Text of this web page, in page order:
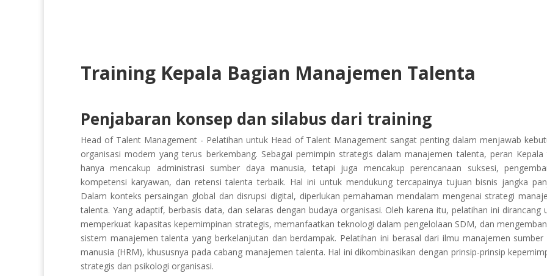
Training Kepala Bagian Manajemen Talenta
Penjabaran konsep dan silabus dari training
Head of Talent Management - Pelatihan untuk Head of Talent Management sangat penting dalam menjawab
organisasi modern yang terus berkembang. Sebagai pemimpin strategis dalam manajemen talenta, peran Kepala
hanya mencakup administrasi sumber daya manusia, tetapi juga mencakup perencanaan suksesi,
kompetensi karyawan, dan retensi talenta terbaik. Hal ini untuk mendukung tercapainya tujuan bisnis jangka
Dalam konteks persaingan global dan disrupsi digital, diperlukan pemahaman mendalam mengenai strategi
talenta. Yang adaptif, berbasis data, dan selaras dengan budaya organisasi. Oleh karena itu, pelatihan ini dirancang
memperkuat kapasitas kepemimpinan strategis, memanfaatkan teknologi dalam pengelolaan SDM, dan
sistem manajemen talenta yang berkelanjutan dan berdampak. Pelatihan ini berasal dari ilmu manajemen sumber
manusia (HRM), khususnya pada cabang manajemen talenta. Hal ini dikombinasikan dengan prinsip-prinsip
strategis dan psikologi organisasi.